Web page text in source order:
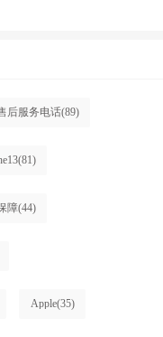
后服务电话(89)
(81)
障(44)
Apple(35)